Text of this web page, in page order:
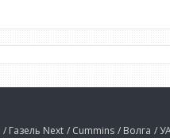
/ Газель Next / Cummins / Волга /